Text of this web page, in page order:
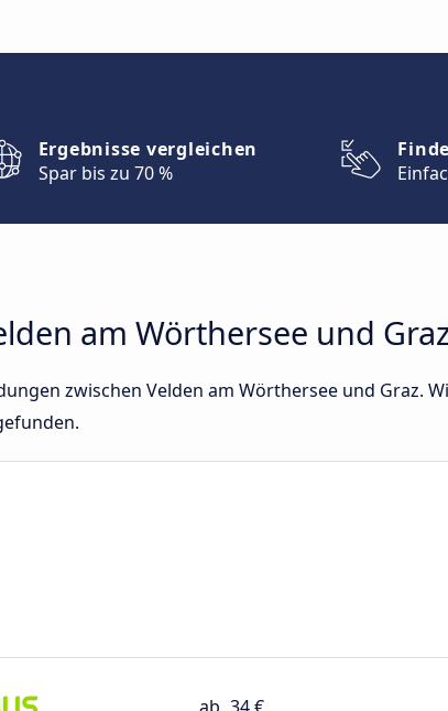
Ergebnisse vergleichen
Spar bis zu 70 %
am Wörthersee und
zwischen Velden am Wörthersee und Graz.